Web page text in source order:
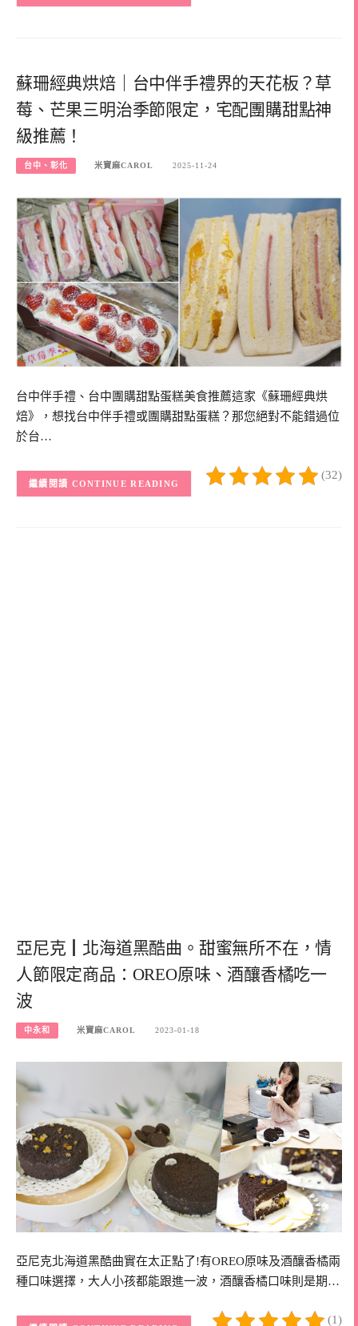
蘇珊經典烘焙｜台中伴手禮界的天花板？草
莓、芒果三明治季節限定，宅配團購甜點神
級推薦！
台中、彰化 米寶麻CAROL 2025-11-24
台中伴手禮、台中團購甜點蛋糕美食推薦這家《蘇珊經典烘
焙》，想找台中伴手禮或團購甜點蛋糕？那您絕對不能錯過位
於台…
(32)
CONTINUE READING
亞尼克┃北海道黑酷曲。甜蜜無所不在，情
人節限定商品：OREO原味、酒釀香橘吃一
波
中永和 米寶麻CAROL 2023-01-18
亞尼克北海道黑酷曲實在太正點了!有OREO原味及酒釀香橘兩
種口味選擇，大人小孩都能跟進一波，酒釀香橘口味則是期…
(1)